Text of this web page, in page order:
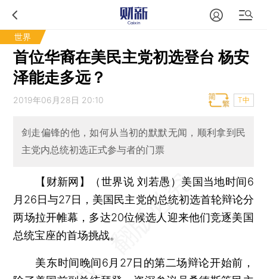
世界
首位华裔在美民主党初选登台 杨安
泽能走多远？
2019年06月28日 20:10 T中
剑走偏锋的他，如何从当初的默默无闻，顺利拿到民
主党内总统初选正式参与者的门票
【财新网】（世界说 刘若愚） 美国当地时间6
月26日与27日，美国民主党的总统初选首轮辩论分
两场拉开帷幕，多达20位候选人迎来他们竞逐美国
总统宝座的首场挑战。
美东时间晚间6月27日的第二场辩论开始前，